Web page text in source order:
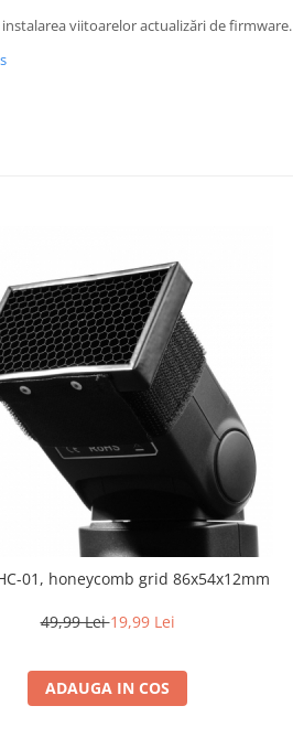
viitoarelor actualizări de firmware.
01, honeycomb grid 86x54x12mm
49,99 Lei19,99 Lei
ADAUGA IN COS